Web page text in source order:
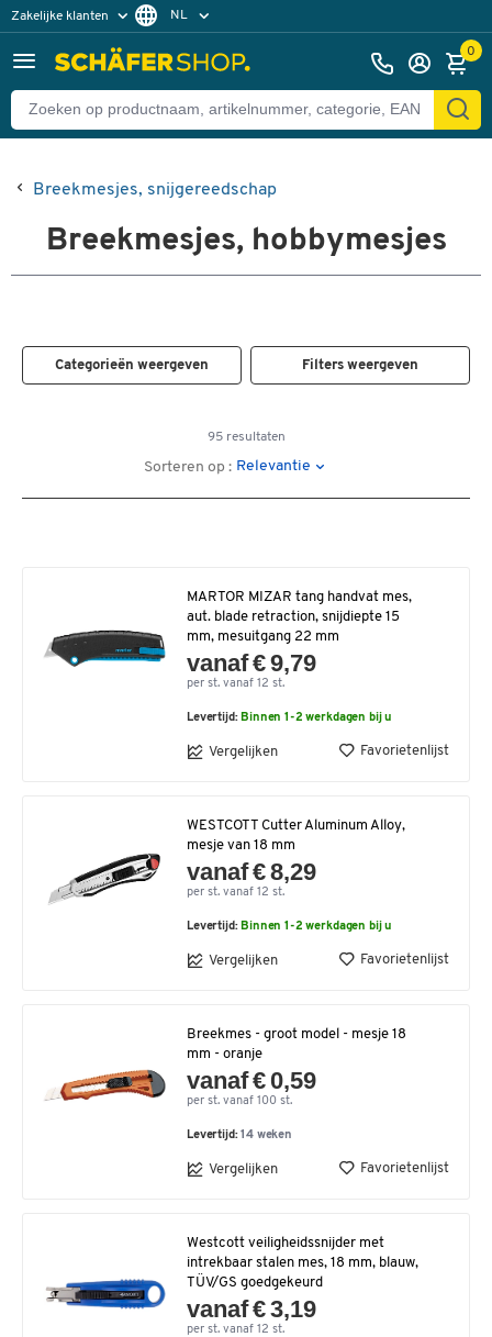
Zakelijke klanten
Particuliere klanten
NL
0
Breekmesjes, snijgereedschap
Breekmesjes, hobbymesjes
Categorieën weergeven Filters weergeven
95 resultaten
Sorteren op : Relevantie
MARTOR MIZAR tang handvat mes,
aut. blade retraction, snijdiepte 15
mm, mesuitgang 22 mm
vanaf € 9,79
per st. vanaf 12 st.
Levertijd: Binnen 1-2 werkdagen bij u
Vergelijken Favorietenlijst
WESTCOTT Cutter Aluminum Alloy,
mesje van 18 mm
vanaf € 8,29
per st. vanaf 12 st.
Levertijd: Binnen 1-2 werkdagen bij u
Vergelijken Favorietenlijst
Breekmes - groot model - mesje 18
mm - oranje
vanaf € 0,59
per st. vanaf 100 st.
Levertijd:14 weken
Vergelijken Favorietenlijst
Westcott veiligheidssnijder met
intrekbaar stalen mes, 18 mm, blauw,
TÜV/GS goedgekeurd
vanaf € 3,19
per st. vanaf 12 st.